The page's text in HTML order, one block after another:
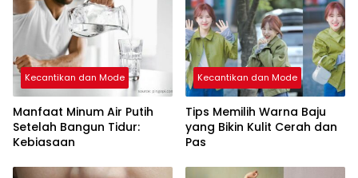
Kecantikan dan Mode
Manfaat Minum Air Putih
Setelah Bangun Tidur:
Kebiasaan
Kecantikan dan Mode
Tips Memilih Warna Baju
yang Bikin Kulit Cerah dan
Pas